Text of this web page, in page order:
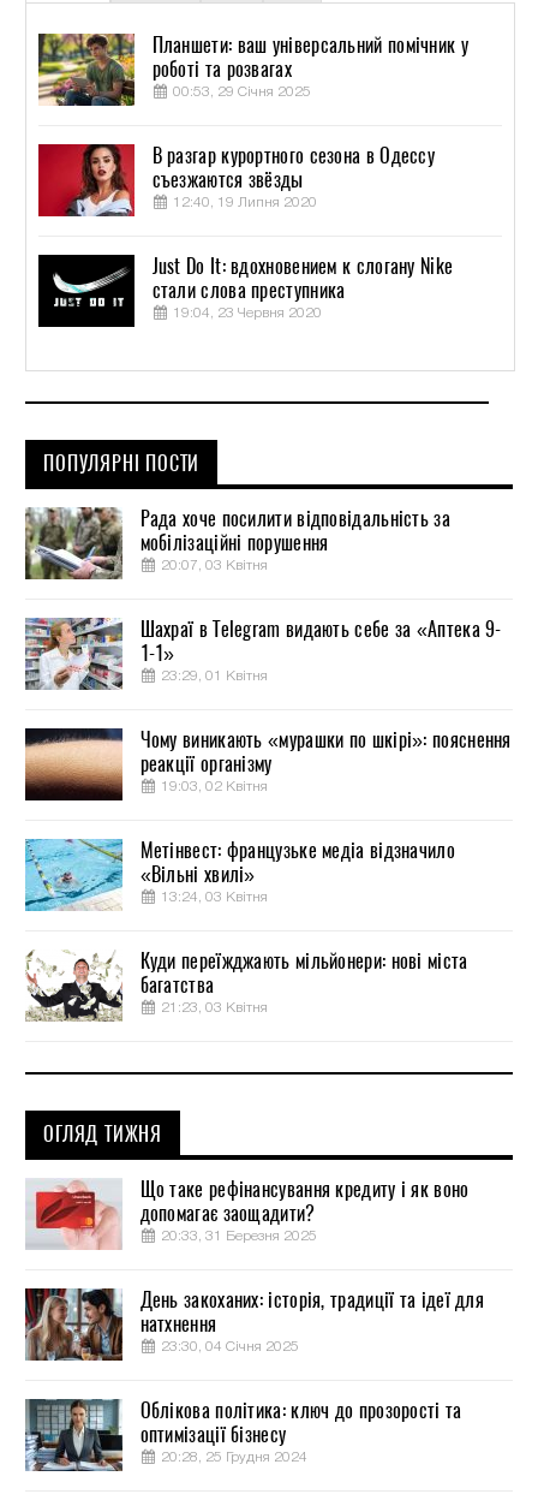
Планшети: ваш універсальний помічник у
роботі та розвагах
00:53, 29 Січня 2025
В разгар курортного сезона в Одессу
съезжаются звёзды
12:40, 19 Липня 2020
Just Do It: вдохновением к слогану Nike
стали слова преступника
19:04, 23 Червня 2020
ПОПУЛЯРНІ ПОСТИ
Рада хоче посилити відповідальність за
мобілізаційні порушення
20:07, 03 Квітня
Шахраї в Telegram видають себе за «Аптека 9-
1-1»
23:29, 01 Квітня
Чому виникають «мурашки по шкірі»: пояснення
реакції організму
19:03, 02 Квітня
Метінвест: французьке медіа відзначило
«Вільні хвилі»
13:24, 03 Квітня
Куди переїжджають мільйонери: нові міста
багатства
21:23, 03 Квітня
ОГЛЯД ТИЖНЯ
Що таке рефінансування кредиту і як воно
допомагає заощадити?
20:33, 31 Березня 2025
День закоханих: історія, традиції та ідеї для
натхнення
23:30, 04 Січня 2025
Облікова політика: ключ до прозорості та
оптимізації бізнесу
20:28, 25 Грудня 2024